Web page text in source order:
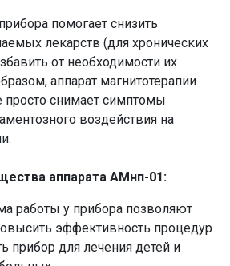
помогает снизить
лекарств (для хронических
от необходимости их
аппарат магнитотерапии
просто снимает симптомы
воздействия на
аппарата АМнп-01:
работы у прибора позволяют
эффективность процедур
прибор для лечения детей и